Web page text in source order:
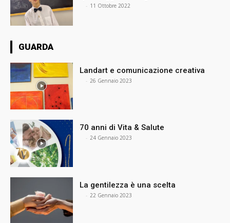
- 11 Ottobre 2022
GUARDA
Landart e comunicazione creativa
- 26 Gennaio 2023
70 anni di Vita & Salute
- 24 Gennaio 2023
La gentilezza è una scelta
- 22 Gennaio 2023